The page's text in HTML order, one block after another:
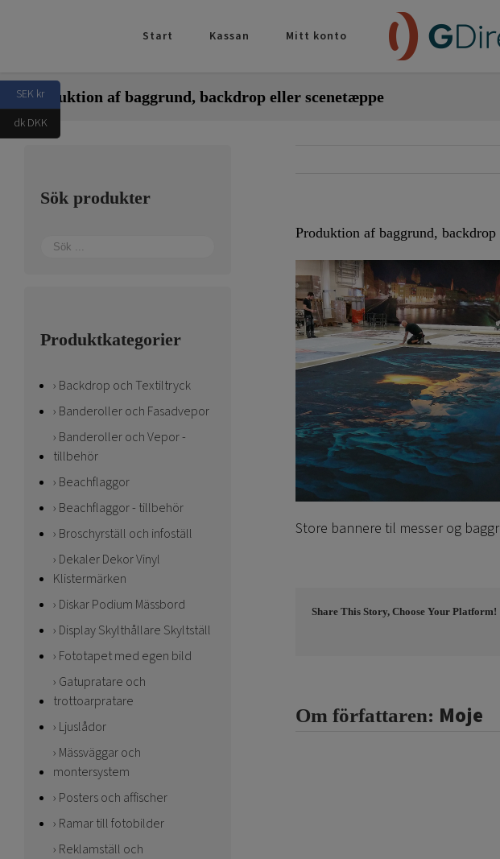
Start Kassan Mitt konto
Produktion af baggrund, backdrop eller scenetæppe
Produktion af baggrund,
Store bannere til messer og
Share This Story, Choose Your Platform!
Om författaren: Moje
Sök produkter
Produktkategorier
Backdrop och Textiltryck
Banderoller och Fasadvepor
Banderoller och Vepor -
tillbehör
Beachflaggor
Beachflaggor - tillbehör
Broschyrställ och infoställ
Dekaler Dekor Vinyl
Klistermärken
Diskar Podium Mässbord
Display Skylthållare Skyltställ
Fototapet med egen bild
Gatupratare och
trottoarpratare
Ljuslådor
Mässväggar och
montersystem
Posters och affischer
Ramar till fotobilder
Reklamställ och
SEK kr
dk DKK